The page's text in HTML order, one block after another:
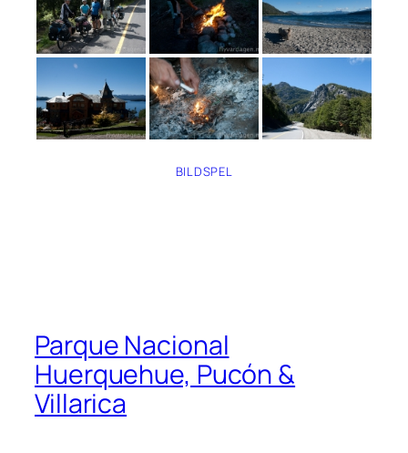
BILDSPEL
Parque Nacional
Huerquehue, Pucón &
Villarica